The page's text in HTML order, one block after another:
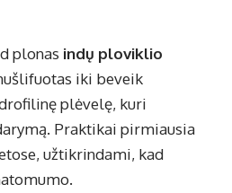
plonas indų ploviklio
iki beveik
plėvelę, kuri
Praktikai pirmiausia
užtikrindami, kad